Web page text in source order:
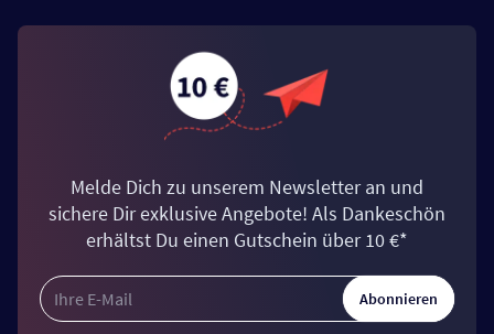
Melde Dich zu unserem Newsletter an und
sichere Dir exklusive Angebote! Als Dankeschön
erhältst Du einen Gutschein über 10 €*
Abonnieren